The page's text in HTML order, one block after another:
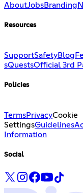
AboutJobsBranding
Resources
SupportSafetyBlog
sQuestsOfficial 3rd
Policies
TermsPrivacyCookie
SettingsGuidelines
Information
Social